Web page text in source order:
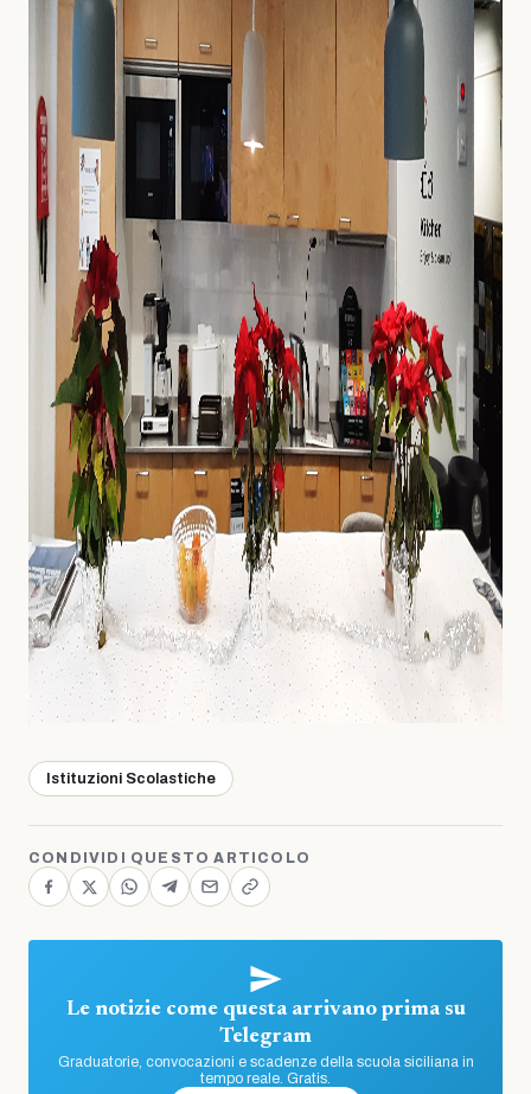
Istituzioni Scolastiche
CONDIVIDI QUESTO ARTICOLO
Le notizie come questa arrivano prima su
Telegram
Graduatorie, convocazioni e scadenze della scuola siciliana in
tempo reale. Gratis.